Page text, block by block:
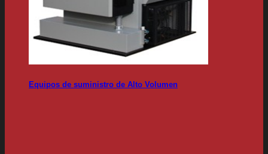
Equipos de suministro de Alto Volumen